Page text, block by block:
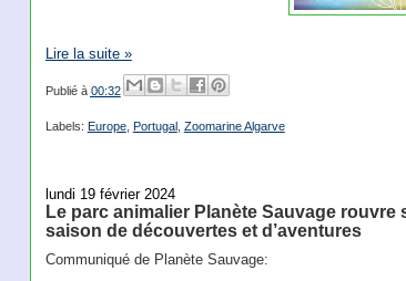
Lire la suite »
Publié à 00:32
Labels: Europe, Portugal, Zoomarine Algarve
lundi 19 février 2024
Le parc animalier Planète Sauvage
saison de découvertes et d’aventures
Communiqué de Planète Sauvage: